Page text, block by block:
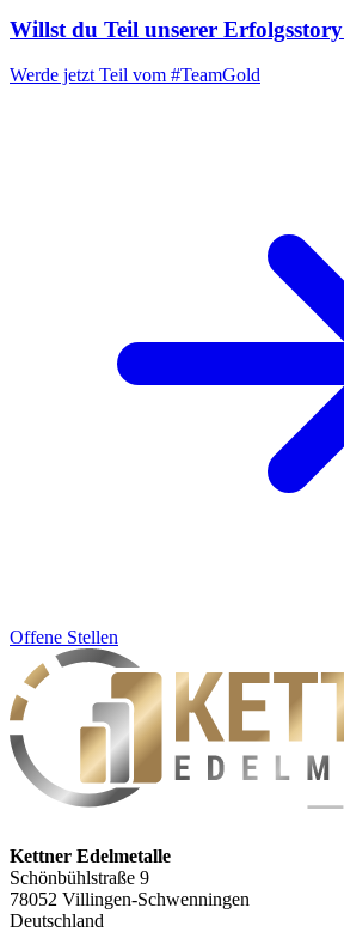
Willst du Teil unserer Erfolgsstory
Werde jetzt Teil vom #TeamGold
Offene Stellen
Kettner Edelmetalle
Schönbühlstraße 9
78052 Villingen-Schwenningen
Deutschland